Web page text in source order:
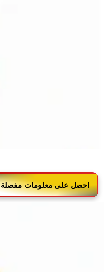
احصل على معلومات مفصلة